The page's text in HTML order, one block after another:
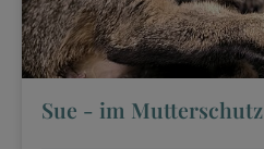
Sue - im Mutterschutz